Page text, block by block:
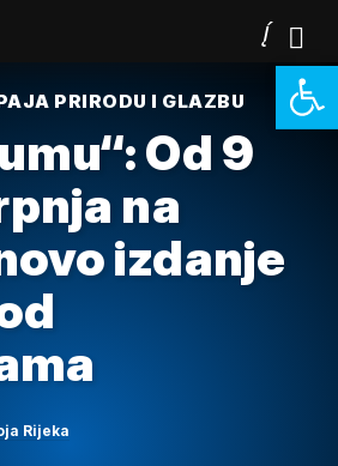
PRIRODU I GLAZBU
Od 9
na
izdanje
Rijeka